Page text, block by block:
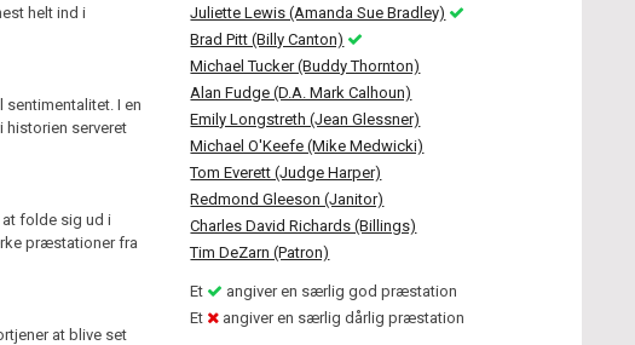
helt ind i
I en
historien serveret
folde sig ud i
præstationer fra
at blive set
Juliette Lewis (Amanda Sue Bradley)
Brad Pitt (Billy Canton)
Michael Tucker (Buddy Thornton)
Alan Fudge (D.A. Mark Calhoun)
Emily Longstreth (Jean Glessner)
Michael O'Keefe (Mike Medwicki)
Tom Everett (Judge Harper)
Redmond Gleeson (Janitor)
Charles David Richards (Billings)
Tim DeZarn (Patron)
Et
angiver en særlig god præstation
Et
angiver en særlig dårlig præstation